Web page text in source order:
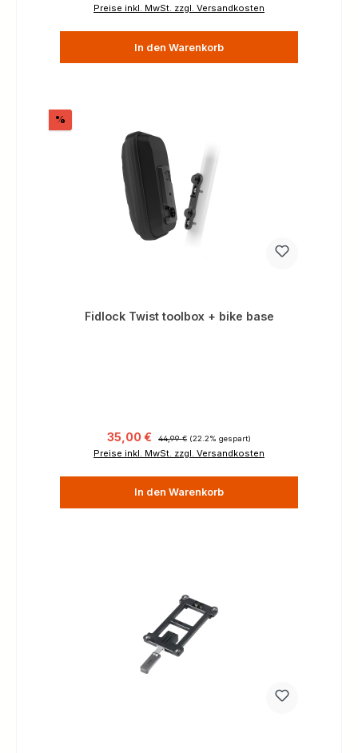
Preise inkl. MwSt. zzgl. Versandkosten
In den Warenkorb
%
Fidlock Twist toolbox + bike base
Verkaufspreis:
35,00 € 44,99 € (22.2% gespart)
Preise inkl. MwSt. zzgl. Versandkosten
In den Warenkorb